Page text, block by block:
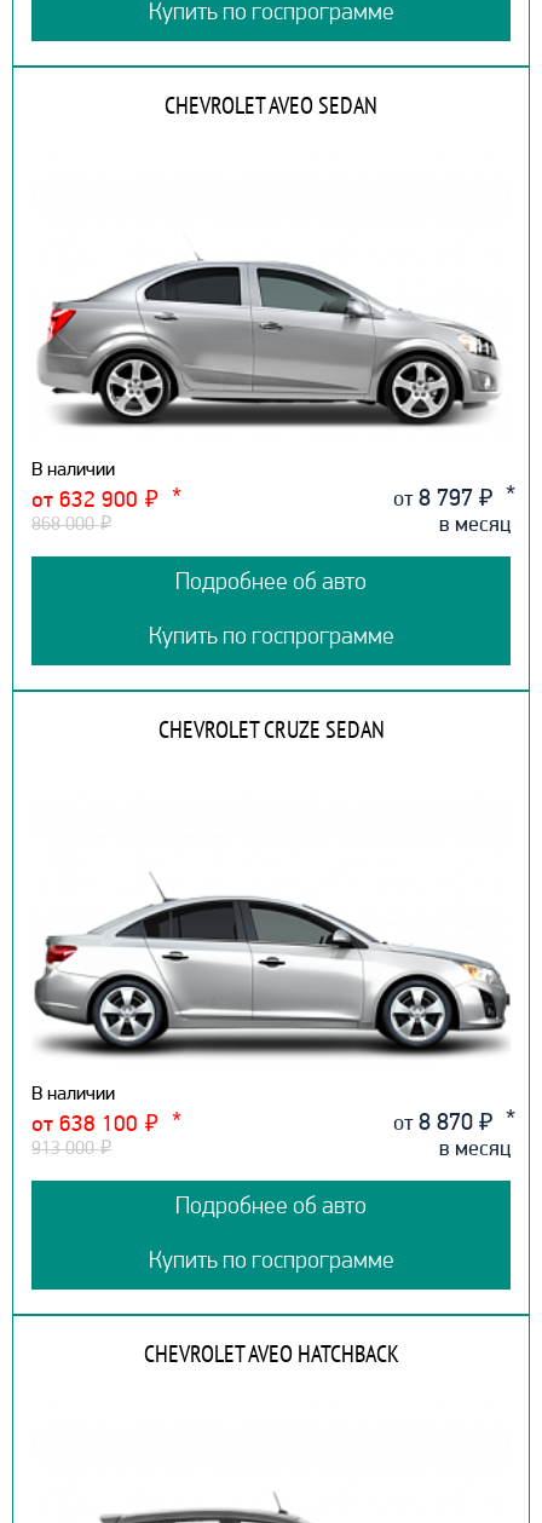
Купить по госпрограмме
CHEVROLET AVEO SEDAN
В наличии
от 632 900 ₽
868 000₽
от 8 797 ₽
в месяц
Подробнее об авто
Купить по госпрограмме
CHEVROLET CRUZE SEDAN
В наличии
от 638 100 ₽
913 000₽
от 8 870 ₽
в месяц
Подробнее об авто
Купить по госпрограмме
CHEVROLET AVEO HATCHBACK